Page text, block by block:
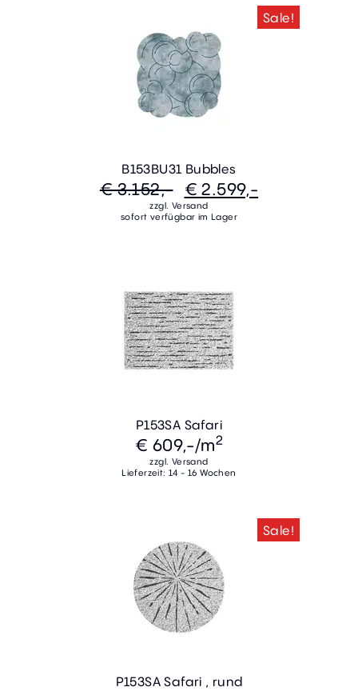
Sale!
B153BU31 Bubbles
€ 3.152,- € 2.599,-
zzgl. Versand
sofort verfügbar im Lager
P153SA Safari
€ 609,-/m2
zzgl. Versand
Lieferzeit: 14 - 16 Wochen
Sale!
P153SA Safari , rund